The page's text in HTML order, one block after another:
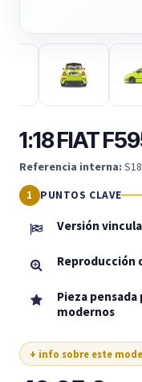
1:18 FIAT
Referencia interna:
PUNTOS CLAVE
Versión
Reproducción
Pieza
modernos
+ info sobre este